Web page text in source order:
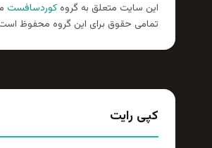
این سایت متعلق به گروهکوردسافست
تمامی حقوق برای این گروه محفوظ
کپی رایت